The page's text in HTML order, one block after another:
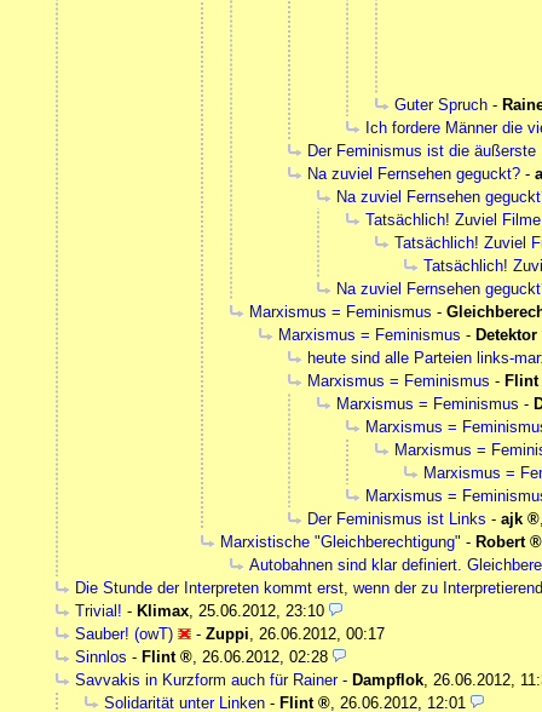
Guter Spruch -
Ich fordere Männer die
Der Feminismus ist die
Na zuviel Fernsehen geguckt? -
Na zuviel Fernsehen
Tatsächlich! Zuviel
Tatsächlich! Zuviel
Tatsächlich!
Na zuviel Fernsehen
Marxismus = Feminismus -
Marxismus = Feminismus - Detektor
heute sind alle Parteien links-
Marxismus = Feminismus - Flint
Marxismus = Feminismus -
Marxismus =
Marxismus =
Marxismus =
Marxismus =
Der Feminismus ist Links - ajk
Marxistische "Gleichberechtigung" - Robert
Autobahnen sind klar definiert.
Die Stunde der Interpreten kommt erst, wenn der zu
Trivial! - Klimax, 25.06.2012, 23:10
Sauber! (owT)
- Zuppi, 26.06.2012, 00:17
Sinnlos - Flint , 26.06.2012, 02:28
Savvakis in Kurzform auch für Rainer- Dampflok, 26.06.2012,
Solidarität unter Linken - Flint , 26.06.2012, 12:01